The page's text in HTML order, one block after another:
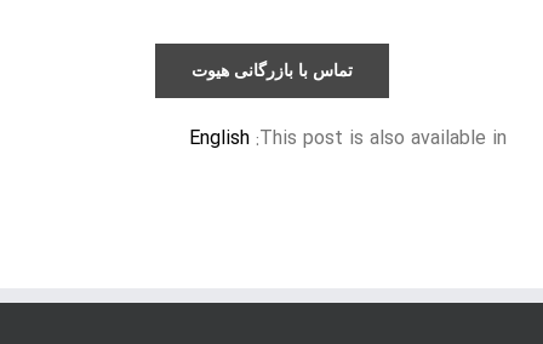
تماس با بازرگانی هیوت
This post is also available in:
English